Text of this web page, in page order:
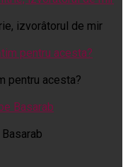
izvorâtorul de mir
pentru acesta?